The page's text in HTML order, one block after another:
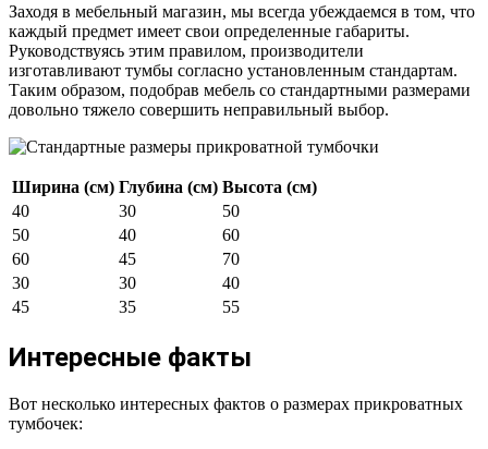
Заходя в мебельный магазин, мы всегда убеждаемся в том, что
каждый предмет имеет свои определенные габариты.
Руководствуясь этим правилом, производители
изготавливают тумбы согласно установленным стандартам.
Таким образом, подобрав мебель со стандартными размерами
довольно тяжело совершить неправильный выбор.
Ширина (см) Глубина (см) Высота (см)
40
30
50
50
40
60
60
45
70
30
30
40
45
35 55
Интересные факты
Вот несколько интересных фактов о размерах прикроватных
тумбочек: